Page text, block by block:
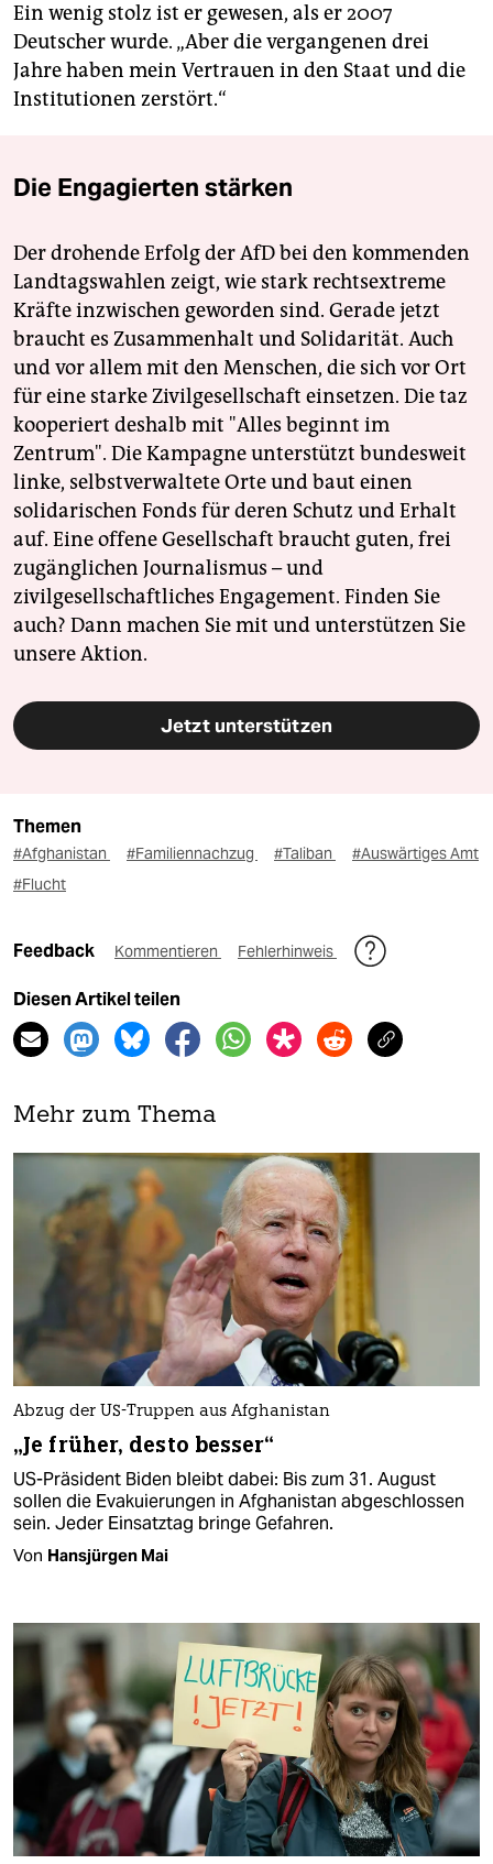
Ein wenig stolz ist er gewesen, als er 2007
Deutscher wurde. „Aber die vergangenen drei
Jahre haben mein Vertrauen in den Staat und die
Institutionen zerstört.“
Die Engagierten stärken
Der drohende Erfolg der AfD bei den kommenden
Landtagswahlen zeigt, wie stark rechtsextreme
Kräfte inzwischen geworden sind. Gerade jetzt
braucht es Zusammenhalt und Solidarität. Auch
und vor allem mit den Menschen, die sich vor Ort
für eine starke Zivilgesellschaft einsetzen. Die taz
kooperiert deshalb mit "Alles beginnt im
Zentrum". Die Kampagne unterstützt bundesweit
linke, selbstverwaltete Orte und baut einen
solidarischen Fonds für deren Schutz und Erhalt
auf. Eine offene Gesellschaft braucht guten, frei
zugänglichen Journalismus – und
zivilgesellschaftliches Engagement. Finden Sie
auch? Dann machen Sie mit und unterstützen Sie
unsere Aktion.
Jetzt unterstützen
Themen
#Afghanistan #Familiennachzug #Taliban
#Auswärtiges Amt
#Flucht
Feedback Kommentieren Fehlerhinweis
Diesen Artikel teilen
Mehr zum Thema
Abzug der US-Truppen aus Afghanistan
„Je früher, desto besser“
US-Präsident Biden bleibt dabei: Bis zum 31. August
sollen die Evakuierungen in Afghanistan abgeschlossen
sein. Jeder Einsatztag bringe Gefahren.
Von Hansjürgen Mai